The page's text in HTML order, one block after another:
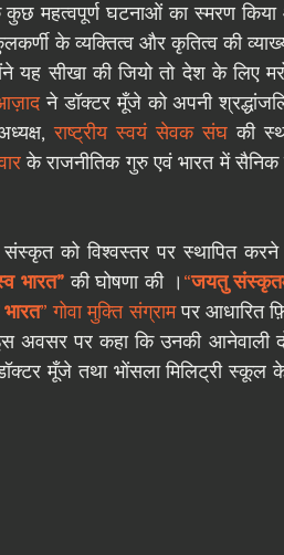
के व्यक्तित्व और कृतित्व की
ने डॉक्टर मूँजे को अपनी
राष्ट्रीय स्वयं सेवक संघ की
के राजनीतिक गुरु एवं भारत में सैनिक
को विश्वस्तर पर स्थापित करने
भारत” की घोषणा की । “जयतु
भारत” गोवा मुक्ति संग्राम पर आधारित
अवसर पर कहा कि उनकी आनेवाली
मूँजे तथा भोंसला मिलिट्री स्कूल